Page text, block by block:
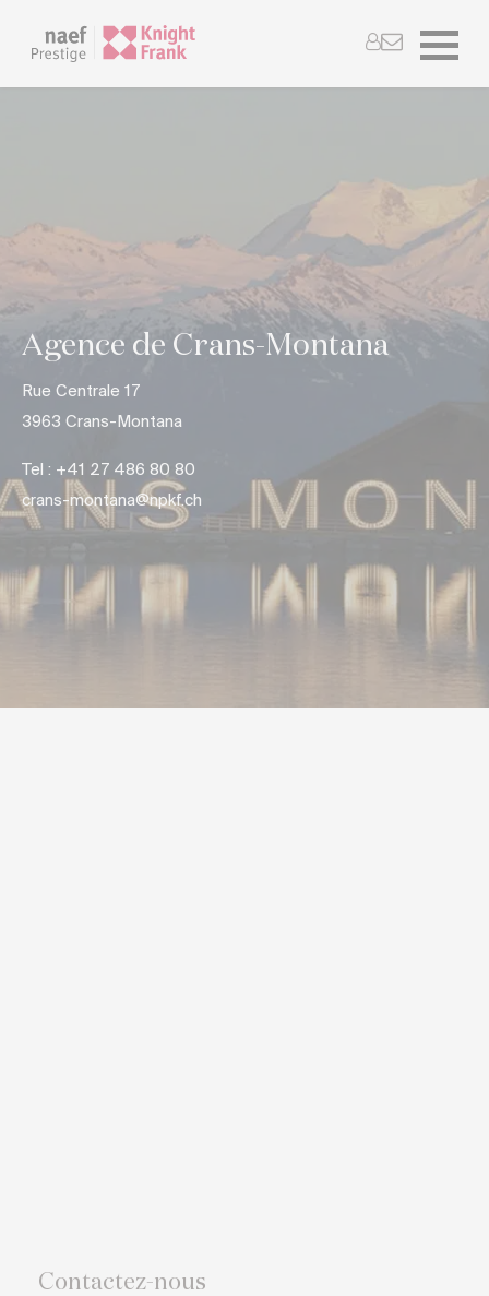
Agence de Crans-Montana
Rue Centrale 17
3963 Crans-Montana
Tel : +41 27 486 80 80
crans-montana@npkf.ch
Contactez-nous